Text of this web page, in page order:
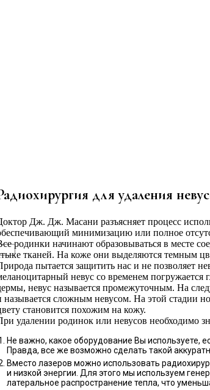
для удаления
Дж. Дж. Масани разъясняет процесс
минимизацию или полное
родинки начинают образовываться в месте
тканей. На коже они выделяются темным
пытается защитить нас и не позволяет
невус со временем погружается
невус называется промежуточным. На
называется сложным невусом. На этой стадии
становится похожим на кожу.
удалении родинок или невусов необходимо
Не важно, какое оборудование Вы используете,
Правда, все же возможно сделать такой
Вместо лазеров можно использовать
и низкой энергии. Для этого мы используем
латеральное распространение тепла, что